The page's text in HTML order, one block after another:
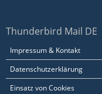
Thunderbird Mail DE
Impressum & Kontakt
Datenschutzerklärung
Einsatz von Cookies